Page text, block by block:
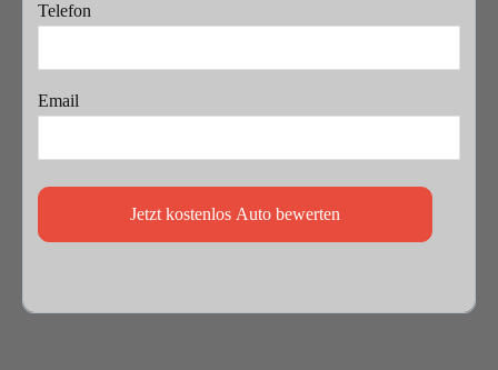
Telefon
Email
Jetzt kostenlos Auto bewerten